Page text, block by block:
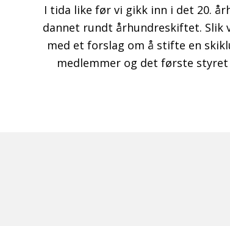
I tida like før vi gikk inn i det 20.
dannet rundt århundreskiftet. Slik
med et forslag om å stifte en
medlemmer og det første styret